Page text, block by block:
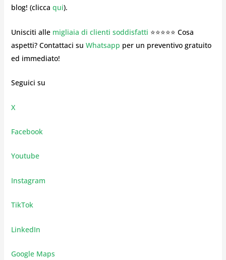
blog! (clicca qui).
Unisciti alle migliaia di clienti soddisfatti ⭐⭐⭐⭐⭐ Cosa
aspetti? Contattaci su Whatsapp per un preventivo gratuito
ed immediato!
Seguici su
X
Facebook
Youtube
Instagram
TikTok
LinkedIn
Google Maps